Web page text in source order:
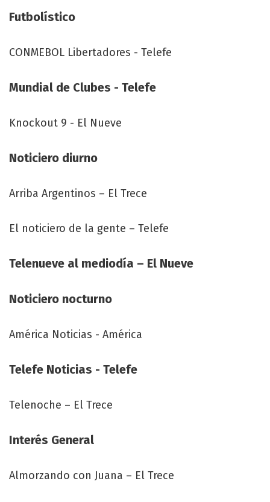
Futbolístico
CONMEBOL Libertadores - Telefe
Mundial de Clubes - Telefe
Knockout 9 - El Nueve
Noticiero diurno
Arriba Argentinos – El Trece
El noticiero de la gente – Telefe
Telenueve al mediodía – El Nueve
Noticiero nocturno
América Noticias - América
Telefe Noticias - Telefe
Telenoche – El Trece
Interés General
Almorzando con Juana – El Trece